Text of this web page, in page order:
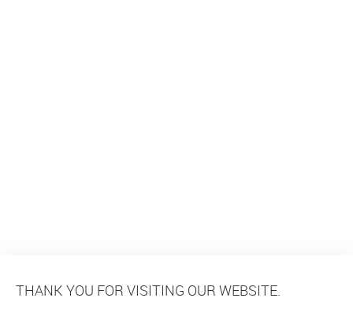
THANK YOU FOR VISITING OUR WEBSITE.